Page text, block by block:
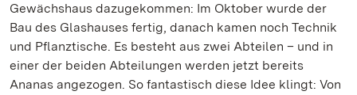
Gewächshaus dazugekommen: Im Oktober wurde der
Bau des Glashauses fertig, danach kamen noch Technik
und Pflanztische. Es besteht aus zwei Abteilen – und in
einer der beiden Abteilungen werden jetzt bereits
Ananas angezogen. So fantastisch diese Idee klingt: Von